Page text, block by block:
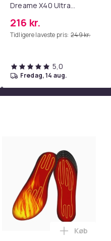
5d797b85-dd9f-468a-
Dreame X40 Ultra
216 kr.
Tidligere laveste pris: 249 kr.
5,0
fredag, 14 aug.
med App-Kontrol i kurven
sokker med
Læg
Køb